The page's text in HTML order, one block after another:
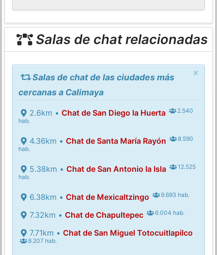
Salas de chat relacionadas
×
Salas de chat de las ciudades más
cercanas a Calimaya
2.6km • Chat de San Diego la Huerta
2.540
hab.
4.36km • Chat de Santa María Rayón
8.590
hab.
5.38km • Chat de San Antonio la Isla
12.525
hab.
6.38km • Chat de Mexicaltzingo 9.693 hab.
7.32km • Chat de Chapultepec 6.004 hab.
7.71km • Chat de San Miguel Totocuitlapilco
8.207 hab.